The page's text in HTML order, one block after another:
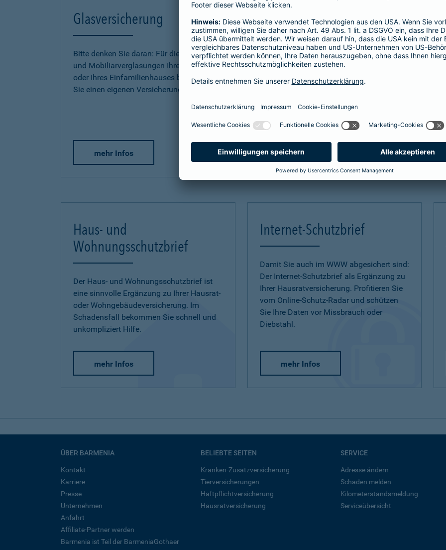
Glasversicherung
Bitte denken Sie daran: Für die Gebäude-
und Mobiliarverglasungen Ihrer Wohnung
oder Ihres Einfamilienhauses benötigen
Sie einen eigenen Versicherungsschutz.
mehr Infos
Naturgefahren
Eine Ergänzung zu Ihrer Hausratversicherung, die
Unwetter und extreme Naturereignisse immer
Schäden z. B. durch Überschwemmung, Erdbeben,
ergänzen Sie Ihre Hausratversicherung um eine
zum Naturgefahren-Check
mehr Infos
Haus- und
Wohnungsschutzbrief
Der Haus- und Wohnungsschutzbrief ist
eine sinnvolle Ergänzung zu Ihrer Hausrat-
oder Wohngebäudeversicherung. Im
Schadensfall bekommen Sie schnell und
unkompliziert Hilfe.
mehr Infos
Internet-Schutzbrief
Damit Sie auch im WWW abgesichert sind:
Der Internet-Schutzbrief als Ergänzung zu
Ihrer Hausratversicherung. Profitieren Sie
vom Online-Schutz-Radar und schützen
Sie Ihre Daten vor Missbrauch oder
Diebstahl.
mehr Infos
ÜBER BARMENIA
Kontakt
Karriere
Presse
Unternehmen
Anfahrt
Affiliate-Partner werden
Barmenia ist Teil der BarmeniaGothaer
BELIEBTE SEITEN
Kranken-Zusatzversicherung
Tierversicherungen
Haftpflichtversicherung
Hausratversicherung
SERVICE
Adresse ändern
Schaden melden
Kilometerstandsmeldung
Serviceübersicht